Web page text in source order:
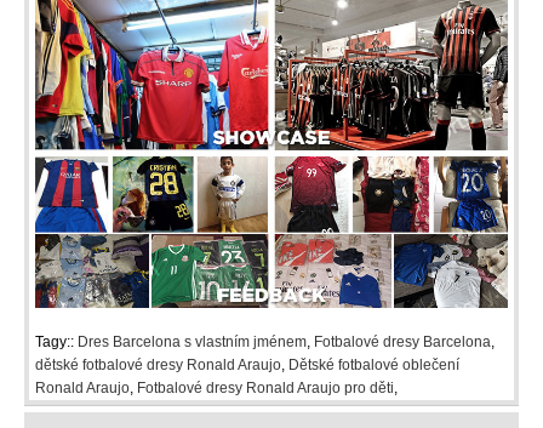
Tagy:: Dres Barcelona s vlastním jménem Fotbalové dresy Barcelona
dětské fotbalové dresy Ronald Araujo Dětské fotbalové oblečení
Ronald Araujo Fotbalové dresy Ronald Araujo pro děti